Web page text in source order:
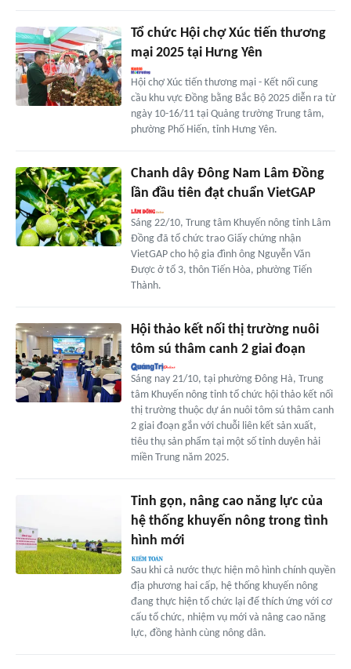
Tổ chức Hội chợ Xúc tiến thương
mại 2025 tại Hưng Yên
Hội chợ Xúc tiến thương mại - Kết nối cung
cầu khu vực Đồng bằng Bắc Bộ 2025 diễn ra từ
ngày 10-16/11 tại Quảng trường Trung tâm,
phường Phố Hiến, tỉnh Hưng Yên.
Chanh dây Đông Nam Lâm Đồng
lần đầu tiên đạt chuẩn VietGAP
Sáng 22/10, Trung tâm Khuyến nông tỉnh Lâm
Đồng đã tổ chức trao Giấy chứng nhận
VietGAP cho hộ gia đình ông Nguyễn Văn
Được ở tổ 3, thôn Tiến Hòa, phường Tiến
Thành.
Hội thảo kết nối thị trường nuôi
tôm sú thâm canh 2 giai đoạn
Sáng nay 21/10, tại phường Đông Hà, Trung
tâm Khuyến nông tỉnh tổ chức hội thảo kết nối
thị trường thuộc dự án nuôi tôm sú thâm canh
2 giai đoạn gắn với chuỗi liên kết sản xuất,
tiêu thụ sản phẩm tại một số tỉnh duyên hải
miền Trung năm 2025.
Tinh gọn, nâng cao năng lực của
hệ thống khuyến nông trong tình
hình mới
Sau khi cả nước thực hiện mô hình chính quyền
địa phương hai cấp, hệ thống khuyến nông
đang thực hiện tổ chức lại để thích ứng với cơ
cấu tổ chức, nhiệm vụ mới và nâng cao năng
lực, đồng hành cùng nông dân.